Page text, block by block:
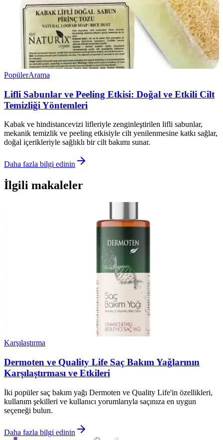
PopülerArama
Lifli Sabunlar ve Peeling Etkisi: Doğal ve Etkili Cilt
Temizliği Yöntemleri
Kabak ve hindistancevizi lifleriyle zenginleştirilen lifli sabunlar,
mekanik temizlik ve peeling etkisiyle cilt yenilenmesine katkı sağlar,
doğal içerikleriyle sağlıklı bir cilt bakımı sunar.
Daha fazla bilgi edinin
İlgili makaleler
Karşılaştırma
Dermoten ve Quality Life Saç Bakım Yağlarının
Karşılaştırması ve Etkileri
İki popüler saç bakım yağı Dermoten ve Quality Life'in özellikleri,
kullanım şekilleri ve kullanıcı yorumlarıyla saçınıza en uygun
seçeneği bulun.
Daha fazla bilgi edinin